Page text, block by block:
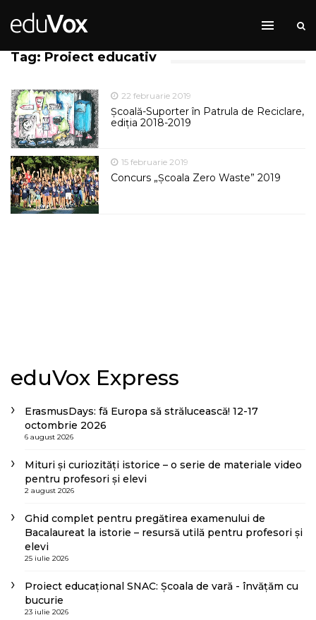
Tag: Proiect educativ
22 februarie 2019
Școală-Suporter în Patrula de Reciclare,
ediția 2018-2019
15 februarie 2019
Concurs „Școala Zero Waste” 2019
eduVox Express
ErasmusDays: fă Europa să strălucească! 12-17
octombrie 2026
6 august 2026
Mituri și curiozități istorice – o serie de materiale video
pentru profesori și elevi
2 august 2026
Ghid complet pentru pregătirea examenului de
Bacalaureat la istorie – resursă utilă pentru profesori și
elevi
25 iulie 2026
Proiect educațional SNAC: Școala de vară - învățăm cu
bucurie
23 iulie 2026